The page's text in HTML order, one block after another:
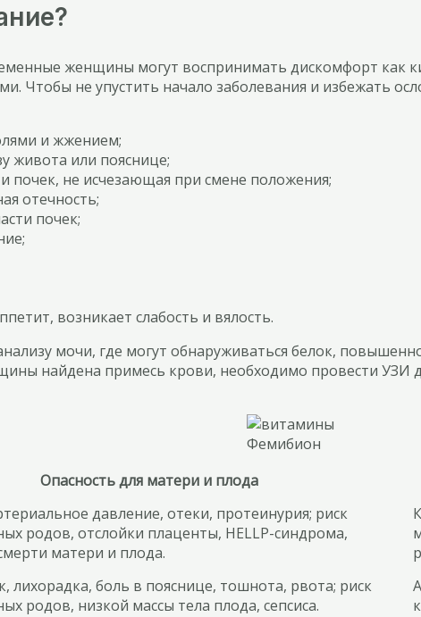
женщины могут воспринимать дискомфорт как
Чтобы не упустить начало заболевания и избежать
и жжением;
живота или пояснице;
почек, не исчезающая при смене положения;
отечность;
почек;
возникает слабость и вялость.
мочи, где могут обнаруживаться белок,
найдена примесь крови, необходимо провести УЗИ
Опасность для матери и плода
давление, отеки, протеинурия; риск
родов, отслойки плаценты, HELLP-синдрома,
матери и плода.
лихорадка, боль в пояснице, тошнота, рвота; риск
родов, низкой массы тела плода, сепсиса.